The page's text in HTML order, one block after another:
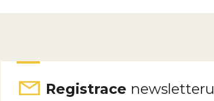
Registrace newsletteru